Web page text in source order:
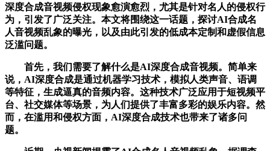
深度合成音视频侵权现象愈演愈烈，尤其是针对名人的侵权行
为，引发了广泛关注。本文将围绕这一话题，探讨AI合成名
人音视频乱象的曝光，以及由此引发的低成本定制和虚假信息
泛滥问题。
首先，我们需要了解什么是AI深度合成音视频。简单来
说，AI深度合成是通过机器学习技术，模拟人类声音、语调
等特征，生成逼真的音频内容。这种技术广泛应用于短视频平
台、社交媒体等场景，为人们提供了丰富多彩的娱乐内容。然
而，在滥用和侵权方面，AI深度合成技术也带来了诸多问
题。